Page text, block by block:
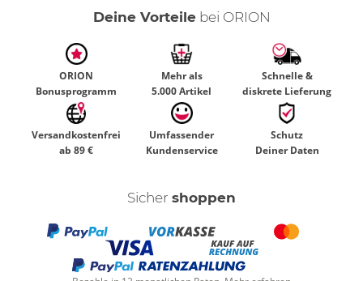
Deine Vorteilebei ORION
ORION
Bonusprogramm
Mehr als
5.000 Artikel
Schnelle &
diskrete Lieferung
Versandkostenfrei
ab 89 €
Umfassender
Kundenservice
Schutz
Deiner Daten
Sicher shoppen